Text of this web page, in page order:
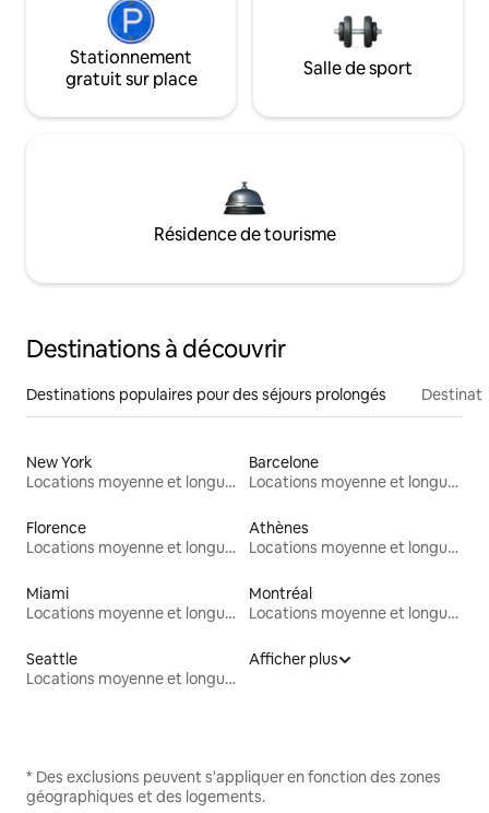
Stationnement
gratuit sur place
Salle de sport
Résidence de tourisme
Destinations à découvrir
Destinations populaires pour des séjours prolongés
New York
Locations moyenne et longue durée
Barcelone
Locations moyenne et longue durée
Florence
Locations moyenne et longue durée
Athènes
Locations moyenne et longue durée
Miami
Locations moyenne et longue durée
Montréal
Locations moyenne et longue durée
Seattle
Locations moyenne et longue durée
Afficher plus
* Des exclusions peuvent s'appliquer en fonction des zones
géographiques et des logements.